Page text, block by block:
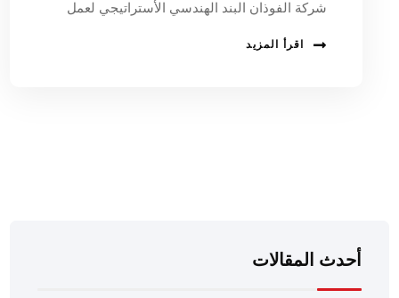
شركة الفوذان البند الهندسي الأستراتيجي لعمل
اقرأ المزيد
أحدث المقالات